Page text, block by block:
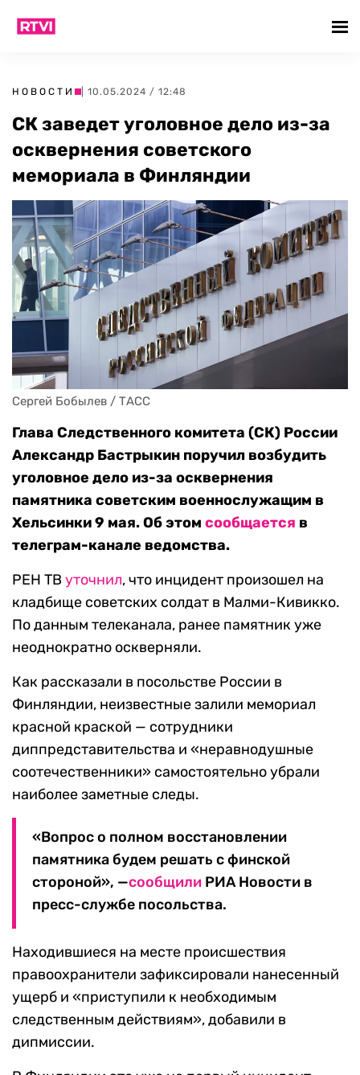
НОВОСТИ | 10.05.2024 / 12:48
СК заведет уголовное дело из-за
осквернения советского
мемориала в Финляндии
Сергей Бобылев / ТАСС
Глава Следственного комитета (СК) России
Александр Бастрыкин поручил возбудить
уголовное дело из-за осквернения
памятника советским военнослужащим в
Хельсинки 9 мая. Об этом сообщается в
телеграм-канале ведомства.
РЕН ТВ уточнил, что инцидент произошел на
кладбище советских солдат в Малми-Кивикко.
По данным телеканала, ранее памятник уже
неоднократно оскверняли.
Как рассказали в посольстве России в
Финляндии, неизвестные залили мемориал
красной краской — сотрудники
диппредставительства и «неравнодушные
соотечественники» самостоятельно убрали
наиболее заметные следы.
«Вопрос о полном восстановлении
памятника будем решать с финской
стороной», —сообщили РИА Новости в
пресс-службе посольства.
Находившиеся на месте происшествия
правоохранители зафиксировали нанесенный
ущерб и «приступили к необходимым
следственным действиям», добавили в
дипмиссии.